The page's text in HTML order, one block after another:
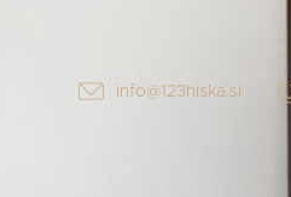
info@123hiska.si